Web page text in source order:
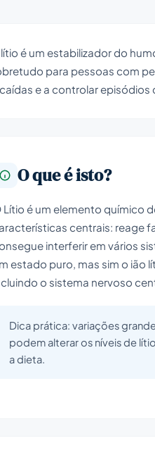
é um estabilizador do
para pessoas com
e a controlar episódios
O que é isto?
Lítio é um elemento químico
centrais: reage
interferir em vários
estado puro, mas sim o ião
o sistema nervoso
Dica prática: variações
podem alterar os níveis de
a dieta.